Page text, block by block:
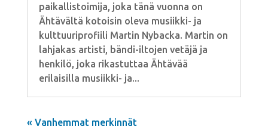
paikallistoimija, joka tänä vuonna on
Ähtävältä kotoisin oleva musiikki- ja
kulttuuriprofiili Martin Nybacka. Martin on
lahjakas artisti, bändi-iltojen vetäjä ja
henkilö, joka rikastuttaa Ähtävää
erilaisilla musiikki- ja...
« Vanhemmat merkinnät